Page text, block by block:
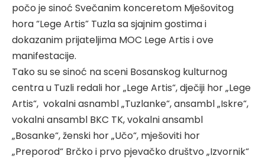
počo je sinoć Svečanim konceretom Mješovitog
hora “Lege Artis” Tuzla sa sjajnim gostima i
dokazanim prijateljima MOC Lege Artis i ove
manifestacije.
Tako su se sinoć na sceni Bosanskog kulturnog
centra u Tuzli redali hor „Lege Artis“, dječiji hor „Lege
Artis“, vokalni asnambl „Tuzlanke“, ansambl „Iskre“,
vokalni ansambl BKC TK, vokalni ansambl
„Bosanke“, ženski hor „Učo“, mješoviti hor
„Preporod“ Brčko i prvo pjevačko društvo „Izvornik“